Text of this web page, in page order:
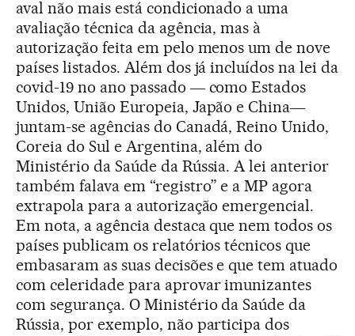
aval não mais está condicionado a uma
avaliação técnica da agência, mas à
autorização feita em pelo menos um de nove
países listados. Além dos já incluídos na lei da
covid-19 no ano passado ― como Estados
Unidos, União Europeia, Japão e China―
juntam-se agências do Canadá, Reino Unido,
Coreia do Sul e Argentina, além do
Ministério da Saúde da Rússia. A lei anterior
também falava em “registro” e a MP agora
extrapola para a autorização emergencial.
Em nota, a agência destaca que nem todos os
países publicam os relatórios técnicos que
embasaram as suas decisões e que tem atuado
com celeridade para aprovar imunizantes
com segurança. O Ministério da Saúde da
Rússia, por exemplo, não participa dos